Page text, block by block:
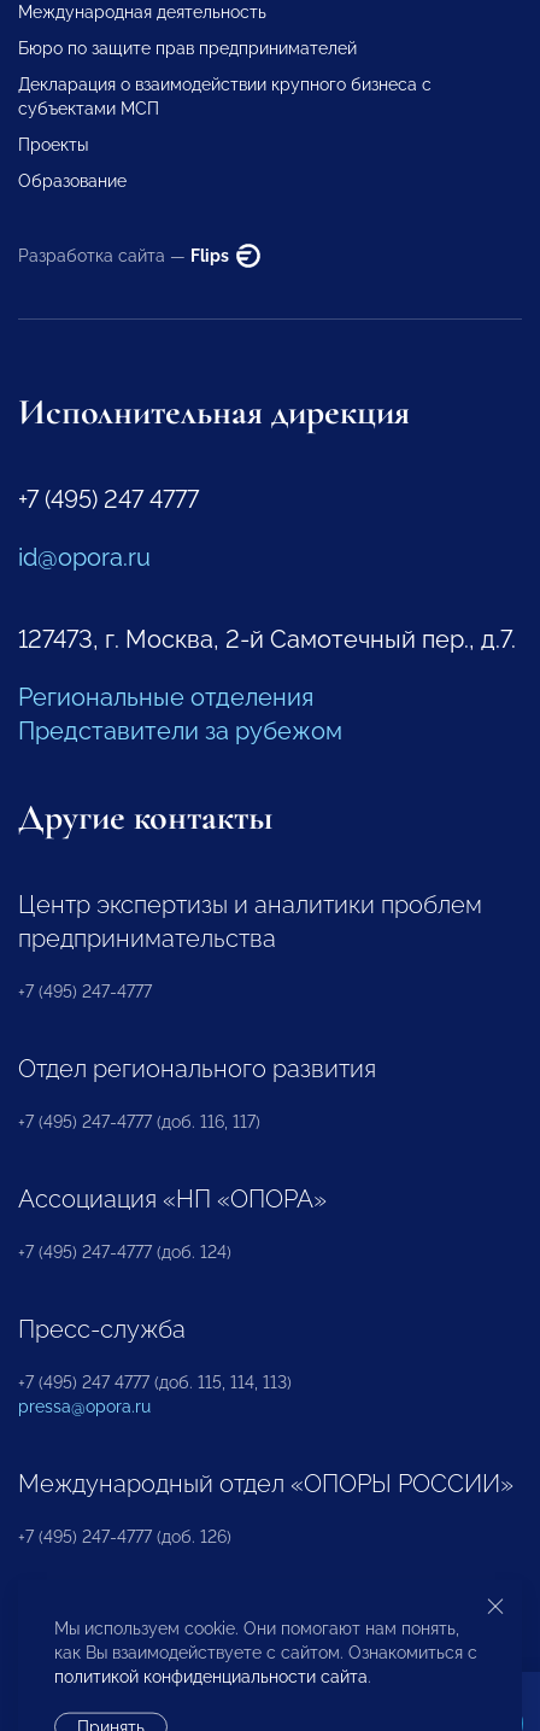
Международная деятельность
Бюро по защите прав предпринимателей
Декларация о взаимодействии крупного бизнеса с
субъектами МСП
Проекты
Образование
Разработка сайта — Flips
Исполнительная дирекция
+7 (495) 247 4777
id@opora.ru
127473, г. Москва, 2-й Самотечный пер., д.7.
Региональные отделения
Представители за рубежом
Другие контакты
Центр экспертизы и аналитики проблем
предпринимательства
+7 (495) 247-4777
Отдел регионального развития
+7 (495) 247-4777 (доб. 116, 117)
Ассоциация «НП «ОПОРА»
+7 (495) 247-4777 (доб. 124)
Пресс-служба
+7 (495) 247 4777 (доб. 115, 114, 113)
pressa@opora.ru
Международный отдел «ОПОРЫ РОССИИ»
+7 (495) 247-4777 (доб. 126)
Бюро по защите прав предпринимателей и
инвесторов
Мы используем cookie. Они помогают нам понять,
как Вы взаимодействуете с сайтом. Ознакомиться с
политикой конфиденциальности сайта.
Принять